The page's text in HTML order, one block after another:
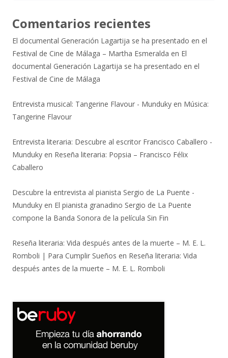
Comentarios recientes
El documental Generación Lagartija se ha presentado en el
Festival de Cine de Málaga – Martha Esmeralda en El
documental Generación Lagartija se ha presentado en el
Festival de Cine de Málaga
Entrevista musical: Tangerine Flavour - Munduky en Música:
Tangerine Flavour
Entrevista literaria: Descubre al escritor Francisco Caballero -
Munduky en Reseña literaria: Popsia – Francisco Félix
Caballero
Descubre la entrevista al pianista Sergio de La Puente -
Munduky en El pianista granadino Sergio de La Puente
compone la Banda Sonora de la película Sin Fin
Reseña literaria: Vida después antes de la muerte – M. E. L.
Romboli | Para Cumplir Sueños en Reseña literaria: Vida
después antes de la muerte – M. E. L. Romboli